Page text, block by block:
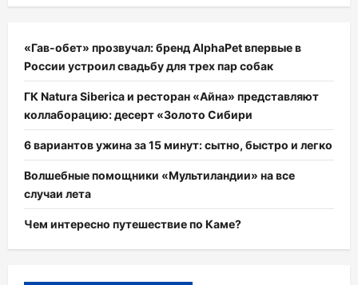
«Гав-обет» прозвучал: бренд AlphaPet впервые в
России устроил свадьбу для трех пар собак
ГК Natura Siberica и ресторан «Айна» представляют
коллаборацию: десерт «Золото Сибири
6 вариантов ужина за 15 минут: сытно, быстро и легко
Волшебные помощники «Мультиландии» на все
случаи лета
Чем интересно путешествие по Каме?